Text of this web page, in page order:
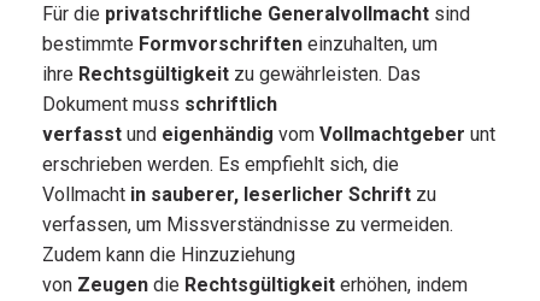
Für die privatschriftliche Generalvollmacht sind
bestimmte Formvorschriften einzuhalten, um
ihre Rechtsgültigkeit zu gewährleisten. Das
Dokument muss schriftlich
verfasst und eigenhändig vom Vollmachtgeber unt
erschrieben werden. Es empfiehlt sich, die
Vollmacht in sauberer, leserlicher Schrift zu
verfassen, um Missverständnisse zu vermeiden.
Zudem kann die Hinzuziehung
von Zeugen die Rechtsgültigkeit erhöhen, indem